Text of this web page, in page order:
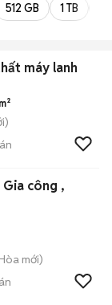
512 GB 1 TB
máy lanh
mới)